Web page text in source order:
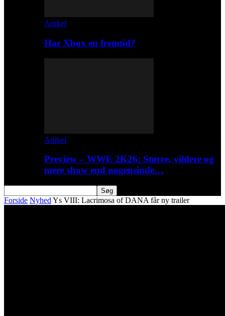
Artikel
Har Xbox en fremtid?
Artikel
Preview – WWE 2K26: Større, vildere og
mere show end nogensinde…
Forside Nyhed Ys VIII: Lacrimosa of DANA får ny trailer